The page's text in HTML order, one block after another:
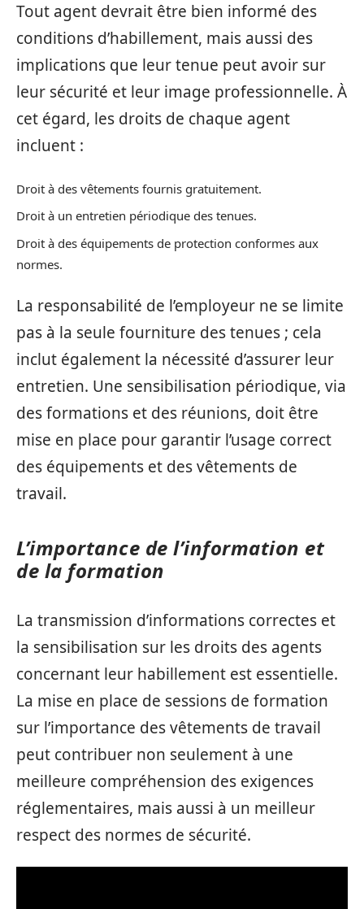
Tout agent devrait être bien informé des
conditions d’habillement, mais aussi des
implications que leur tenue peut avoir sur
leur sécurité et leur image professionnelle. À
cet égard, les droits de chaque agent
incluent :
Droit à des vêtements fournis gratuitement.
Droit à un entretien périodique des tenues.
Droit à des équipements de protection conformes aux
normes.
La responsabilité de l’employeur ne se limite
pas à la seule fourniture des tenues ; cela
inclut également la nécessité d’assurer leur
entretien. Une sensibilisation périodique, via
des formations et des réunions, doit être
mise en place pour garantir l’usage correct
des équipements et des vêtements de
travail.
L’importance de l’information et
de la formation
La transmission d’informations correctes et
la sensibilisation sur les droits des agents
concernant leur habillement est essentielle.
La mise en place de sessions de formation
sur l’importance des vêtements de travail
peut contribuer non seulement à une
meilleure compréhension des exigences
réglementaires, mais aussi à un meilleur
respect des normes de sécurité.